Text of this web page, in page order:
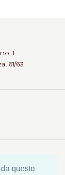
questo
1
61/63